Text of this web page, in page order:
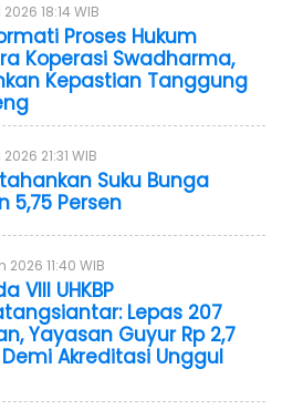
18:14 WIB
Proses Hukum
Koperasi Swadharma,
Kepastian Tanggung
21:31 WIB
Suku Bunga
5,75 Persen
2026 11:40 WIB
VIII UHKBP
Lepas 207
Yayasan Guyur Rp 2,7
Akreditasi Unggul